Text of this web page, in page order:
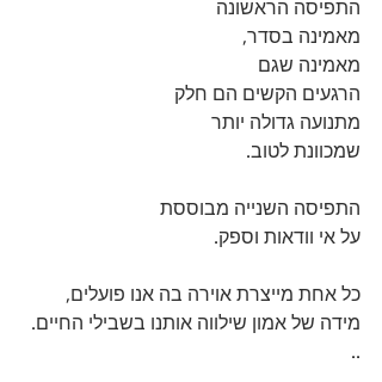
התפיסה הראשונה
מאמינה בסדר,
מאמינה שגם
הרגעים הקשים הם חלק
מתנועה גדולה יותר
שמכוונת לטוב.
התפיסה השנייה מבוססת
על אי וודאות וספק.
כל אחת מייצרת אוירה בה אנו פועלים,
מידה של אמון שילווה אותנו בשבילי החיים.
..